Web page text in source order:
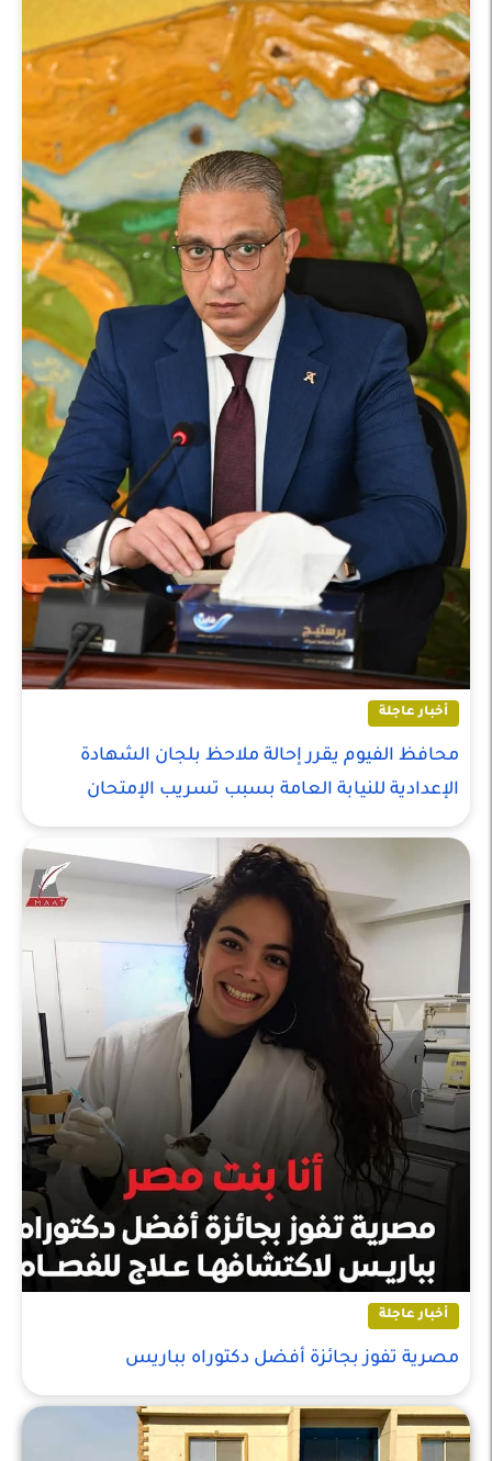
أخبار عاجلة
محافظ الفيوم يقرر إحالة ملاحظ بلجان الشهادة
الإعدادية للنيابة العامة بسبب تسريب الإمتحان
أخبار عاجلة
مصرية تفوز بجائزة أفضل دكتوراه بباريس